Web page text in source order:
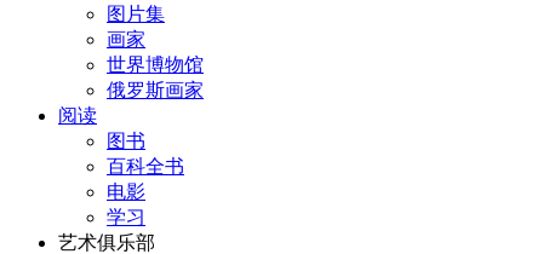
图片集
画家
世界博物馆
俄罗斯画家
阅读
图书
百科全书
电影
学习
艺术俱乐部